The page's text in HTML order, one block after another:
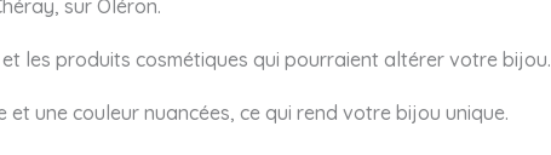
sur Oléron.
les produits cosmétiques qui pourraient altérer votre bijou.
une couleur nuancées, ce qui rend votre bijou unique.